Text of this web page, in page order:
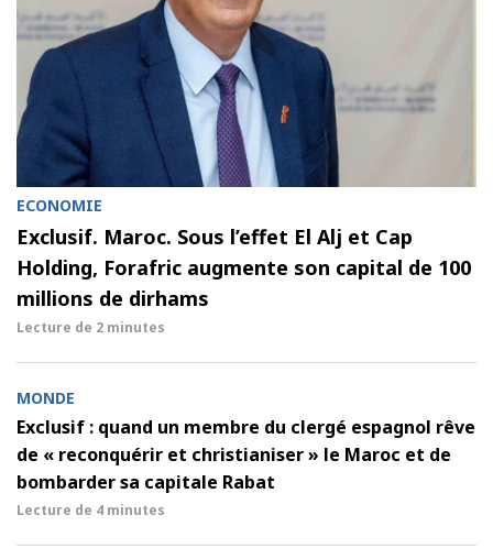
ECONOMIE
Exclusif. Maroc. Sous l’effet El Alj et Cap
Holding, Forafric augmente son capital de 100
millions de dirhams
Lecture de 2 minutes
MONDE
Exclusif : quand un membre du clergé espagnol rêve
de « reconquérir et christianiser » le Maroc et de
bombarder sa capitale Rabat
Lecture de 4 minutes